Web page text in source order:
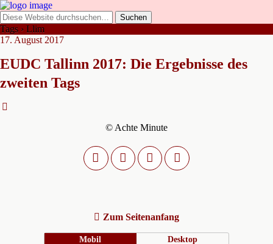
Tags › Llim
17. August 2017
EUDC Tallinn 2017: Die Ergebnisse des
zweiten Tags
© Achte Minute
Zum Seitenanfang
Mobil Desktop